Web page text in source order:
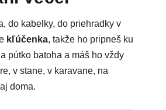
do kabelky, do priehradky v
kľúčenka, takže ho pripneš ku
pútko batoha a máš ho vždy
v stane, v karavane, na
doma.